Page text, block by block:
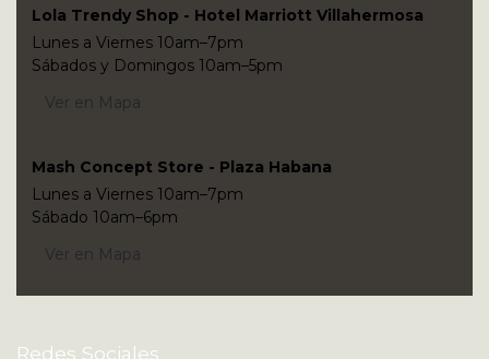
Lola Trendy Shop - Hotel Marriott Villahermosa
Lunes a Viernes 10am–7pm
Sábados y Domingos 10am–5pm
Ver en Mapa
Mash Concept Store - Plaza Habana
Lunes a Viernes 10am–7pm
Sábado 10am–6pm
Ver en Mapa
Redes Sociales